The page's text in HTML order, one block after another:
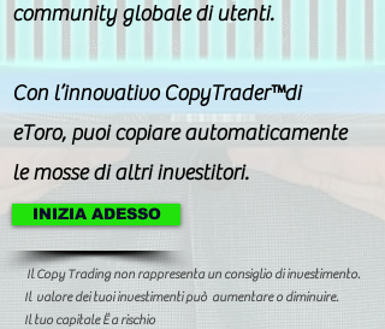
community globale di utenti.
Con l’innovativo CopyTrader™di
eToro, puoi copiare automaticamente
le mosse di altri investitori.
INIZIA ADESSO
Il Copy Trading non rappresenta un consiglio di investimento.
Il valore dei tuoi investimenti può aumentare o diminuire.
Il tuo capitale Ë a rischio